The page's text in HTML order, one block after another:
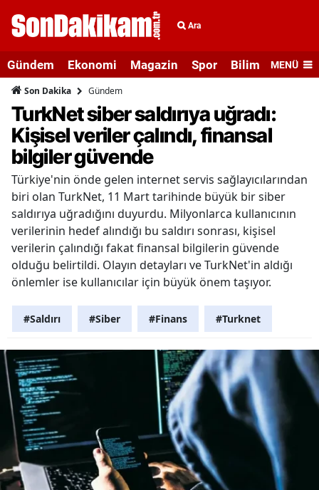
Ara
Gündem Ekonomi Magazin Spor Bilim veMENÜ
Son Dakika Gündem
TurkNet siber saldırıya uğradı:
Kişisel veriler çalındı, finansal
bilgiler güvende
Türkiye'nin önde gelen internet servis sağlayıcılarından
biri olan TurkNet, 11 Mart tarihinde büyük bir siber
saldırıya uğradığını duyurdu. Milyonlarca kullanıcının
verilerinin hedef alındığı bu saldırı sonrası, kişisel
verilerin çalındığı fakat finansal bilgilerin güvende
olduğu belirtildi. Olayın detayları ve TurkNet'in aldığı
önlemler ise kullanıcılar için büyük önem taşıyor.
#Saldırı #Siber #Finans #Turknet